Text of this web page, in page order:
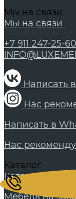
Мы на связи
Мы на связи
+7 911 247-25-60
Написать
Нас
Написать в
Нас
Каталог
Каталог
Мебель на